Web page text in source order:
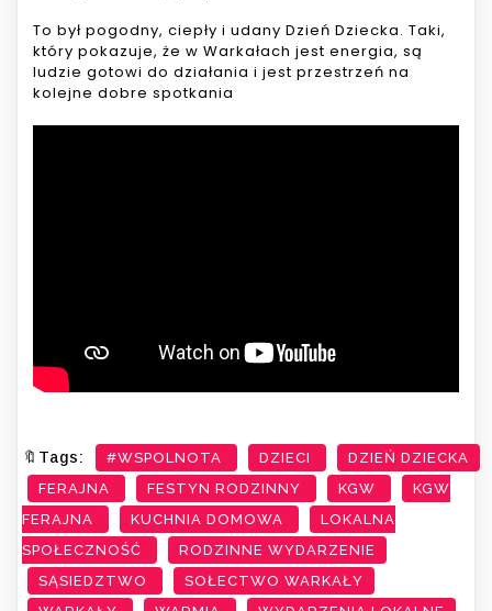
To był pogodny, ciepły i udany Dzień Dziecka. Taki,
który pokazuje, że w Warkałach jest energia, są
ludzie gotowi do działania i jest przestrzeń na
kolejne dobre spotkania
🔖Tags: #WSPOLNOTA DZIECI
DZIEŃ DZIECKA
FERAJNA
FESTYN RODZINNY KGW
KGW
FERAJNA
KUCHNIA DOMOWA
LOKALNA
SPOŁECZNOŚĆ
RODZINNE WYDARZENIE
SĄSIEDZTWO
SOŁECTWO WARKAŁY